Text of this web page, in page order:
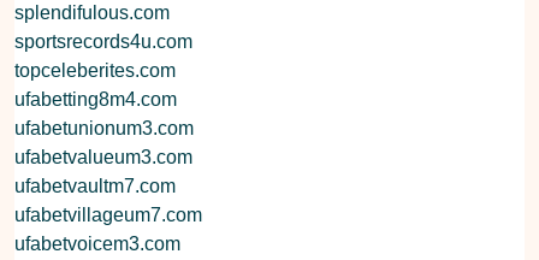
splendifulous.com
sportsrecords4u.com
topceleberites.com
ufabetting8m4.com
ufabetunionum3.com
ufabetvalueum3.com
ufabetvaultm7.com
ufabetvillageum7.com
ufabetvoicem3.com